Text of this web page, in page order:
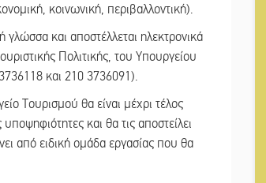
κοινωνική, περιβαλλοντική).
και αποστέλλεται ηλεκτρονικά
Πολιτικής, του Υπουργείου
και 210 3736091).
Τουρισμού θα είναι μέχρι τέλος
και θα τις αποστείλει
από ειδική ομάδα εργασίας που θα